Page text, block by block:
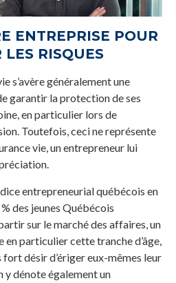
ENTREPRISE POUR
LES RISQUES
s’avère généralement une
garantir la protection de ses
en particulier lors de
Toutefois, ceci ne représente
vie, un entrepreneur lui
entrepreneurial québécois en
des jeunes Québécois
sur le marché des affaires, un
en particulier cette tranche d’âge,
désir d’ériger eux-mêmes leur
y dénote également un